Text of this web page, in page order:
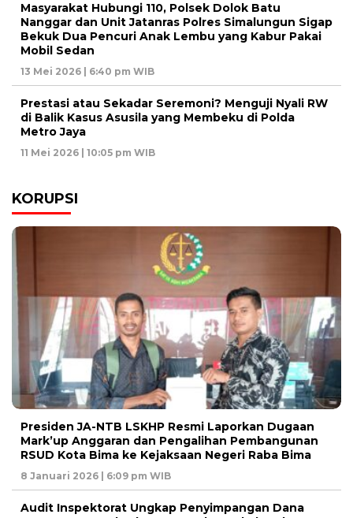
Masyarakat Hubungi 110, Polsek Dolok Batu
Nanggar dan Unit Jatanras Polres Simalungun Sigap
Bekuk Dua Pencuri Anak Lembu yang Kabur Pakai
Mobil Sedan
13 Mei 2026 | 6:40 pm WIB
Prestasi atau Sekadar Seremoni? Menguji Nyali RW
di Balik Kasus Asusila yang Membeku di Polda
Metro Jaya
11 Mei 2026 | 10:05 pm WIB
KORUPSI
Presiden JA-NTB LSKHP Resmi Laporkan Dugaan
Mark’up Anggaran dan Pengalihan Pembangunan
RSUD Kota Bima ke Kejaksaan Negeri Raba Bima
8 Januari 2026 | 6:09 pm WIB
Audit Inspektorat Ungkap Penyimpangan Dana